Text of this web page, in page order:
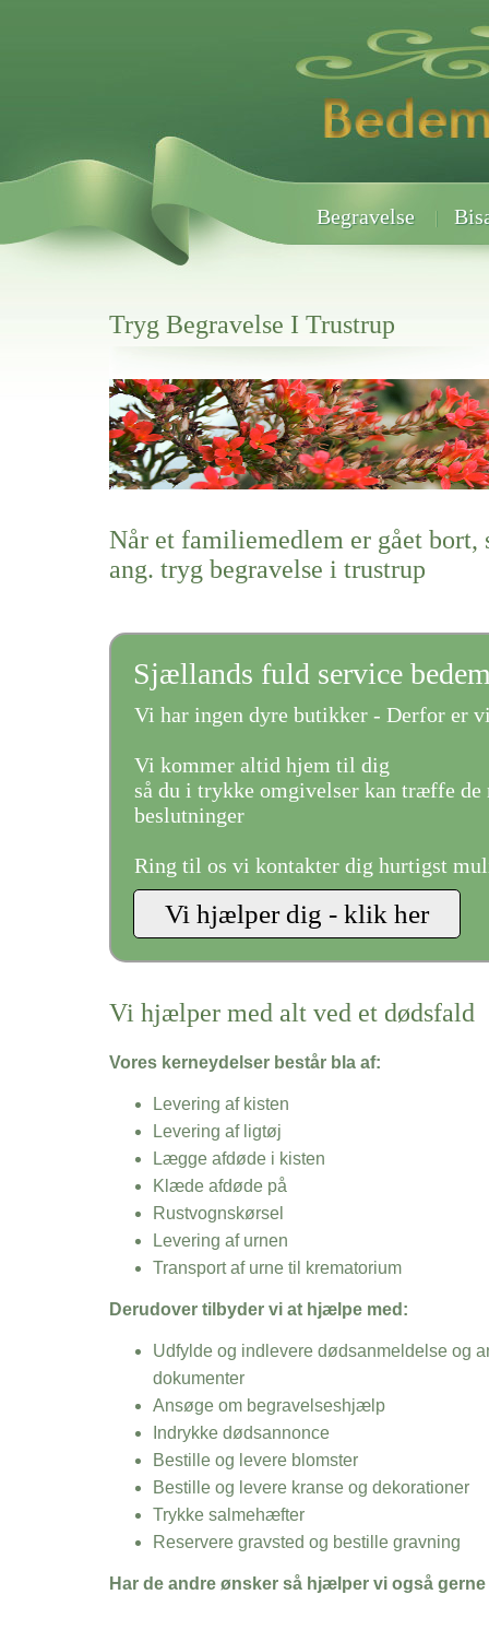
Begravelse
Tryg Begravelse I Trustrup
Her hos os får du altid en god afslutning når det gælder
Tryg Begravelse I Trustrup
vi hjælper i alle faser af begravelsel
Når et familiemedlem er gået bort,
ang. tryg begravelse i trustrup
Sjællands fuld service
Vi har ingen dyre butikker - Derfor er
Vi kommer altid hjem til dig
så du i trykke omgivelser kan træffe de
beslutninger
Ring til os vi kontakter dig hurtigst
Vi hjælper med alt ved et dødsfald
Vores kerneydelser består bla af:
Levering af kisten
Levering af ligtøj
Lægge afdøde i kisten
Klæde afdøde på
Rustvognskørsel
Levering af urnen
Transport af urne til krematorium
Derudover tilbyder vi at hjælpe med:
Udfylde og indlevere dødsanmeldelse og
dokumenter
Ansøge om begravelseshjælp
Indrykke dødsannonce
Bestille og levere blomster
Bestille og levere kranse og dekorationer
Trykke salmehæfter
Reservere gravsted og bestille gravning
Har de andre ønsker så hjælper vi også gerne